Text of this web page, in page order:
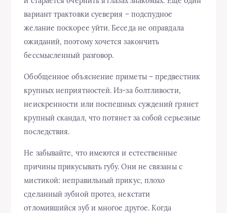
вариант трактовки суеверия – подспудное
желание поскорее уйти. Беседа не оправдала
ожиданий, поэтому хочется закончить
бессмысленный разговор.
Обобщенное объяснение приметы – предвестник
крупных неприятностей. Из-за болтливости,
неискренности или поспешных суждений грянет
крупный скандал, что потянет за собой серьезные
последствия.
Не забывайте, что имеются и естественные
причины прикусывать губу. Они не связаны с
мистикой: неправильный прикус, плохо
сделанный зубной протез, некстати
отломившийся зуб и многое другое. Когда